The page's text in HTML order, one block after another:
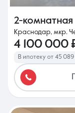
2-комнатная
Краснодар, мкр.
4 100 000
В ипотеку от 45